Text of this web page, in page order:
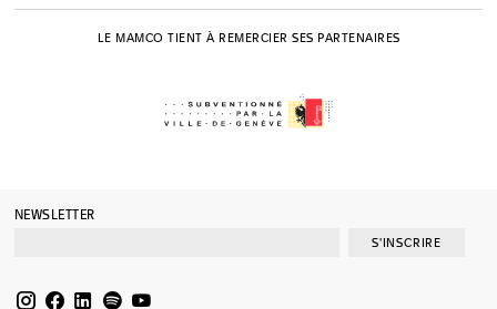
LE MAMCO TIENT À REMERCIER SES PARTENAIRES
NEWSLETTER
S'INSCRIRE